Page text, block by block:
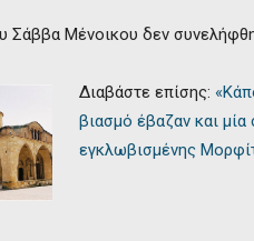
Σάββα Μένοικου δεν
Διαβάστε επίσης:
βιασμό έβαζαν και μία
εγκλωβισμένης